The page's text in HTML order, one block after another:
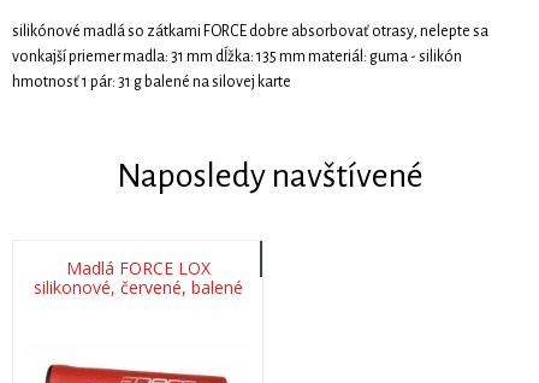
silikónové madlá so zátkami FORCE dobre absorbovať otrasy, nelepte sa
vonkajší priemer madla: 31 mm dĺžka: 135 mm materiál: guma - silikón
hmotnosť 1 pár: 31 g balené na silovej karte
Naposledy navštívené
Madlá FORCE LOX
silikonové, červené, balené